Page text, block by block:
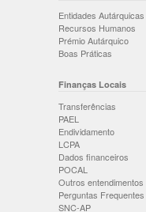
Entidades Autárquicas
Recursos Humanos
Prémio Autárquico
Boas Práticas
Finanças Locais
Transferências
PAEL
Endividamento
LCPA
Dados financeiros
POCAL
Outros entendimentos
Perguntas Frequentes
SNC-AP